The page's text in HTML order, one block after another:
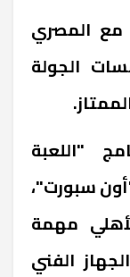
مع المصري
الجولة
.
"اللعبة
سبورت"،
مهمة
الفني